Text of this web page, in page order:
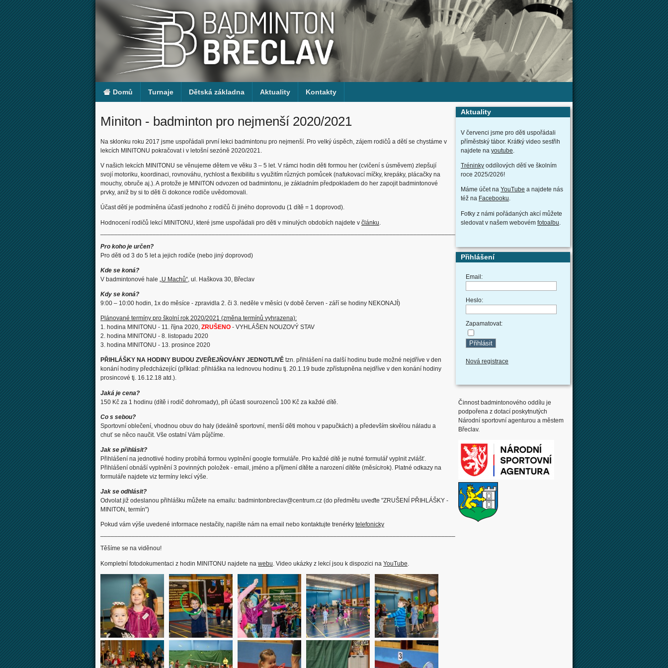
Domů Turnaje Dětská základna Aktuality Kontakty
Miniton - badminton pro nejmenší 2020/2021
Na sklonku roku 2017 jsme uspořádali první lekci badmintonu pro nejmenší. Pro velký úspěch, zájem rodičů a dětí se chystáme v
lekcích MINITONU pokračovat i v letošní sezóně 2020/2021.
V našich lekcích MINITONU se věnujeme dětem ve věku 3 – 5 let. V rámci hodin děti formou her (cvičení s úsměvem) zlepšují
svojí motoriku, koordinaci, rovnováhu, rychlost a flexibilitu s využitím různých pomůcek (nafukovací míčky, krepáky, plácačky na
mouchy, obruče aj.). A protože je MINITON odvozen od badmintonu, je základním předpokladem do her zapojit badmintonové
prvky, aniž by si to děti či dokonce rodiče uvědomovali.
Účast dětí je podmíněna účastí jednoho z rodičů či jiného doprovodu (1 dítě = 1 doprovod).
Hodnocení rodičů lekcí MINITONU, které jsme uspořádali pro děti v minulých obdobích najdete v článku
Pro koho je určen?
Pro děti od 3 do 5 let a jejich rodiče (nebo jiný doprovod)
Kde se koná?
V badmintonové hale „U Machů“, ul. Haškova 30, Břeclav
Kdy se koná?
9:00 – 10:00 hodin, 1x do měsíce - zpravidla 2. či 3. neděle v měsíci (v době červen - září se hodiny NEKONAJÍ)
Plánované termíny pro školní rok 2020/2021 (změna termínů vyhrazena):
1. hodina MINITONU - 11. října 2020, ZRUŠENO - VYHLÁŠEN NOUZOVÝ STAV
2. hodina MINITONU - 8. listopadu 2020
3. hodina MINITONU - 13. prosince 2020
PŘIHLÁŠKY NA HODINY BUDOU ZVEŘEJŇOVÁNY JEDNOTLIVĚ tzn. přihlášení na další hodinu bude možné nejdříve v den
konání hodiny předcházející (příklad: přihláška na lednovou hodinu tj. 20.1.19 bude zpřístupněna nejdříve v den konání hodiny
prosincové tj. 16.12.18 atd.).
Jaká je cena?
150 Kč za 1 hodinu (dítě i rodič dohromady), při účasti sourozenců 100 Kč za každé dítě.
Co s sebou?
Sportovní oblečení, vhodnou obuv do haly (ideálně sportovní, menší děti mohou v papučkách) a především skvělou náladu a
chuť se něco naučit. Vše ostatní Vám půjčíme.
Jak se přihlásit?
Přihlášení na jednotlivé hodiny probíhá formou vyplnění google formuláře. Pro každé dítě je nutné formulář vyplnit zvlášť.
Přihlášení obnáší vyplnění 3 povinných položek - email, jméno a příjmení dítěte a narození dítěte (měsíc/rok). Platné odkazy na
formuláře najdete viz termíny lekcí výše.
Jak se odhlásit?
Odvolat již odeslanou přihlášku můžete na emailu: badmintonbreclav@centrum.cz (do předmětu uveďte "ZRUŠENÍ PŘIHLÁŠKY -
MINITON, termín")
Pokud vám výše uvedené informace nestačily, napište nám na email nebo kontaktujte trenérky telefonicky
Těšíme se na viděnou!
Kompletní fotodokumentaci z hodin MINITONU najdete na webu . Video ukázky z lekcí jsou k dispozici na YouTube
Aktuality
V červenci jsme pro děti uspořádali
příměstský tábor. Krátký video sestřih
najdete na youtube.
Tréninky oddílových dětí ve školním
roce 2025/2026!
Máme účet na YouTube a najdete nás
též na Facebooku.
Fotky z námi pořádaných akcí můžete
sledovat v našem webovém fotoalbu
Přihlášení
Email:
Heslo:
Zapamatovat:
Nová registrace
Činnost badmintonového oddílu je
podpořena z dotací poskytnutých
Národní sportovní agenturou a městem
Břeclav.